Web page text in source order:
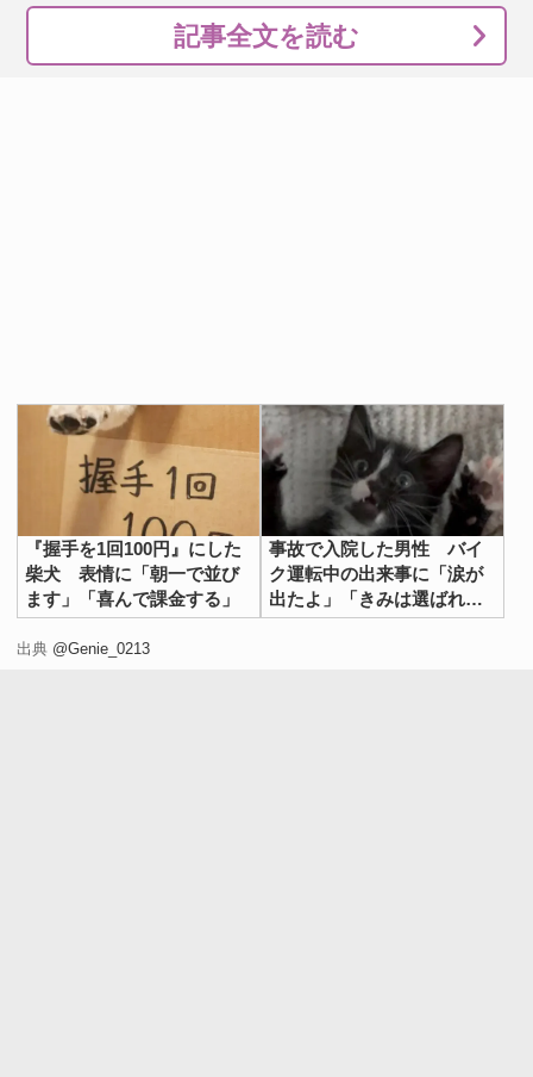
記事全文を読む
『握手を1回100円』にした
柴犬 表情に「朝一で並び
ます」「喜んで課金する」
事故で入院した男性 バイ
ク運転中の出来事に「涙が
出たよ」「きみは選ばれ
た」
出典 @Genie_0213